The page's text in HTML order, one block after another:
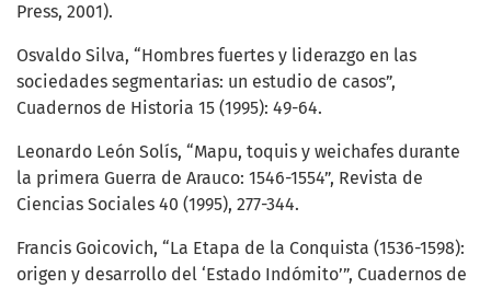
Press, 2001).
Osvaldo Silva, “Hombres fuertes y liderazgo en las
sociedades segmentarias: un estudio de casos”,
Cuadernos de Historia 15 (1995): 49-64.
Leonardo León Solís, “Mapu, toquis y weichafes durante
la primera Guerra de Arauco: 1546-1554”, Revista de
Ciencias Sociales 40 (1995), 277-344.
Francis Goicovich, “La Etapa de la Conquista (1536-1598):
origen y desarrollo del ‘Estado Indómito’”, Cuadernos de